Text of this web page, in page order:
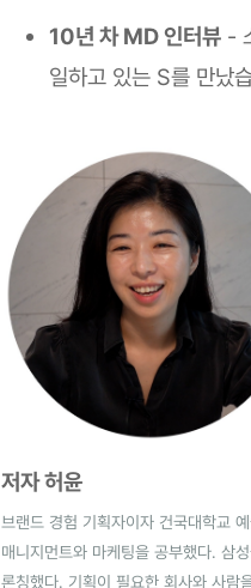
10년 차 MD 인터뷰 -
일하고 있는 S를 만났
저자 허윤
브랜드 경험 기획자이자 건국대학교
매니지먼트와 마케팅을 공부했다. 삼
론칭했다. 기획이 필요한 회사와 사람